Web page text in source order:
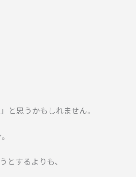
と思うかもしれません。
とするよりも、